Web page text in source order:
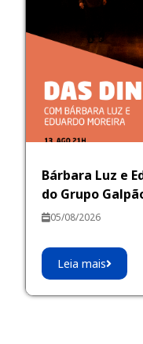
Bárbara Luz e
do Grupo
05/08/2026
Leia mais